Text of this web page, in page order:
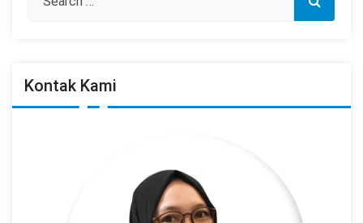
Kontak Kami